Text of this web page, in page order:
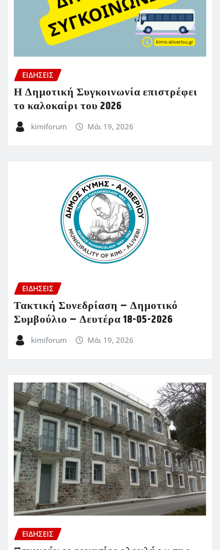
ΕΙΔΗΣΕΙΣ
Η Δημοτική Συγκοινωνία επιστρέφει
το καλοκαίρι του 2026
kimiforum Μάι 19, 2026
ΕΙΔΗΣΕΙΣ
Τακτική Συνεδρίαση – Δημοτικό
Συμβούλιο – Δευτέρα 18-05-2026
kimiforum Μάι 19, 2026
ΕΙΔΗΣΕΙΣ